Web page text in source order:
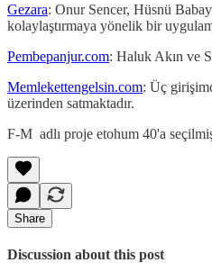
Gezara: Onur Sencer, Hüsnü
kolaylaştırmaya yönelik bir
Pembepanjur.com: Haluk Akın ve
Memlekettengelsin.com: Üç
üzerinden satmaktadır.
F-M adlı proje etohum 40'a
Share
Discussion about this post